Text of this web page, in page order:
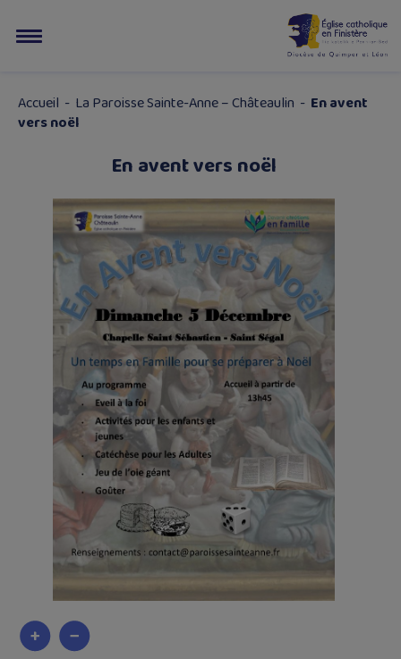
Accueil - La Paroisse Sainte-Anne – Châteaulin - En avent
vers noël
En avent vers noël